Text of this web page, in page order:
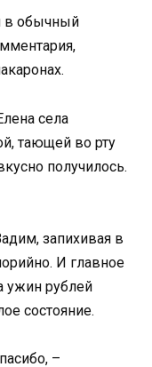
в обычный
села
тающей во рту
получилось.
запихивая в
И главное
ужин рублей
состояние.
–